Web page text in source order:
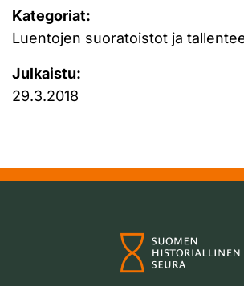
Kategoriat:
Luentojen suoratoistot ja
Julkaistu:
29.3.2018